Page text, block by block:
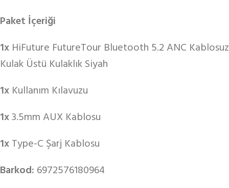
Paket İçeriği
1x HiFuture FutureTour Bluetooth 5.2 ANC Kablosuz
Kulak Üstü Kulaklık Siyah
1x Kullanım Kılavuzu
1x3.5mm AUX Kablosu
1xType-C Şarj Kablosu
Barkod: 6972576180964